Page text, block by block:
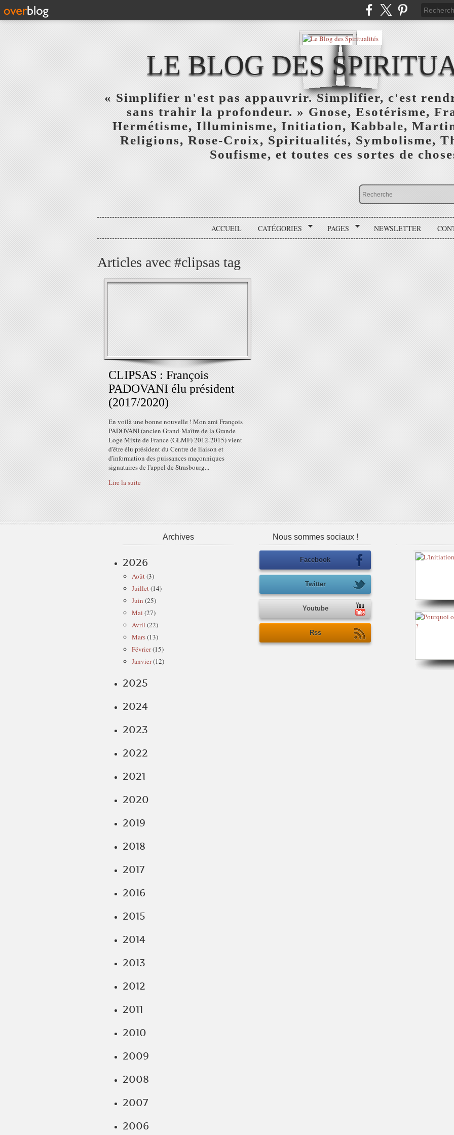
LE BLOG DES
« Simplifier n'est pas appauvrir. Simplifier, c'est
sans trahir la profondeur. » Gnose, Esotérisme,
Hermétisme, Illuminisme, Initiation, Kabbale,
Religions, Rose-Croix, Spiritualités, Symbolisme,
Soufisme, et toutes ces sortes de
ACCUEIL CATÉGORIES PAGES NEWSLETTER
Articles avec #clipsas tag
CLIPSAS : François
PADOVANI élu président
(2017/2020)
En voilà une bonne nouvelle ! Mon ami François
PADOVANI (ancien Grand-Maître de la Grande
Loge Mixte de France (GLMF) 2012-2015) vient
d'être élu président du Centre de liaison et
d'information des puissances maçonniques
signataires de l'appel de Strasbourg...
Lire la suite
Archives
2026
Août(3)
Juillet(14)
Juin (25)
Mai (27)
Avril (22)
Mars(13)
Février(15)
Janvier(12)
2025
2024
2023
2022
2021
2020
2019
2018
2017
2016
2015
2014
2013
2012
2011
2010
2009
2008
2007
2006
Nous sommes sociaux !
Facebook
Twitter
Youtube
Rss